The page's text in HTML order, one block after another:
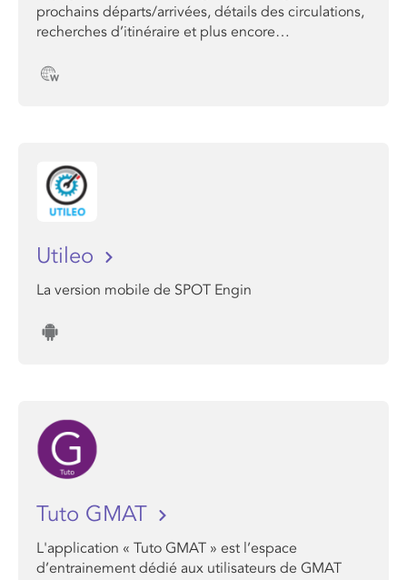
prochains départs/arrivées, détails des circulations,
recherches d’itinéraire et plus encore…
Utileo
La version mobile de SPOT Engin
Tuto GMAT
L'application « Tuto GMAT » est l’espace
d’entrainement dédié aux utilisateurs de GMAT